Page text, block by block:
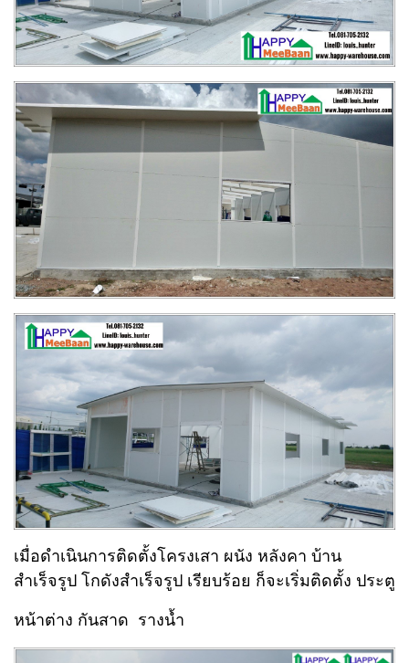
เมื่อดำเนินการติดตั้งโครงเสา ผนัง หลังคา บ้าน
สำเร็จรูป โกดังสำเร็จรูป เรียบร้อย ก็จะเริ่มติดตั้ง ประตู
หน้าต่าง กันสาด รางน้ำ